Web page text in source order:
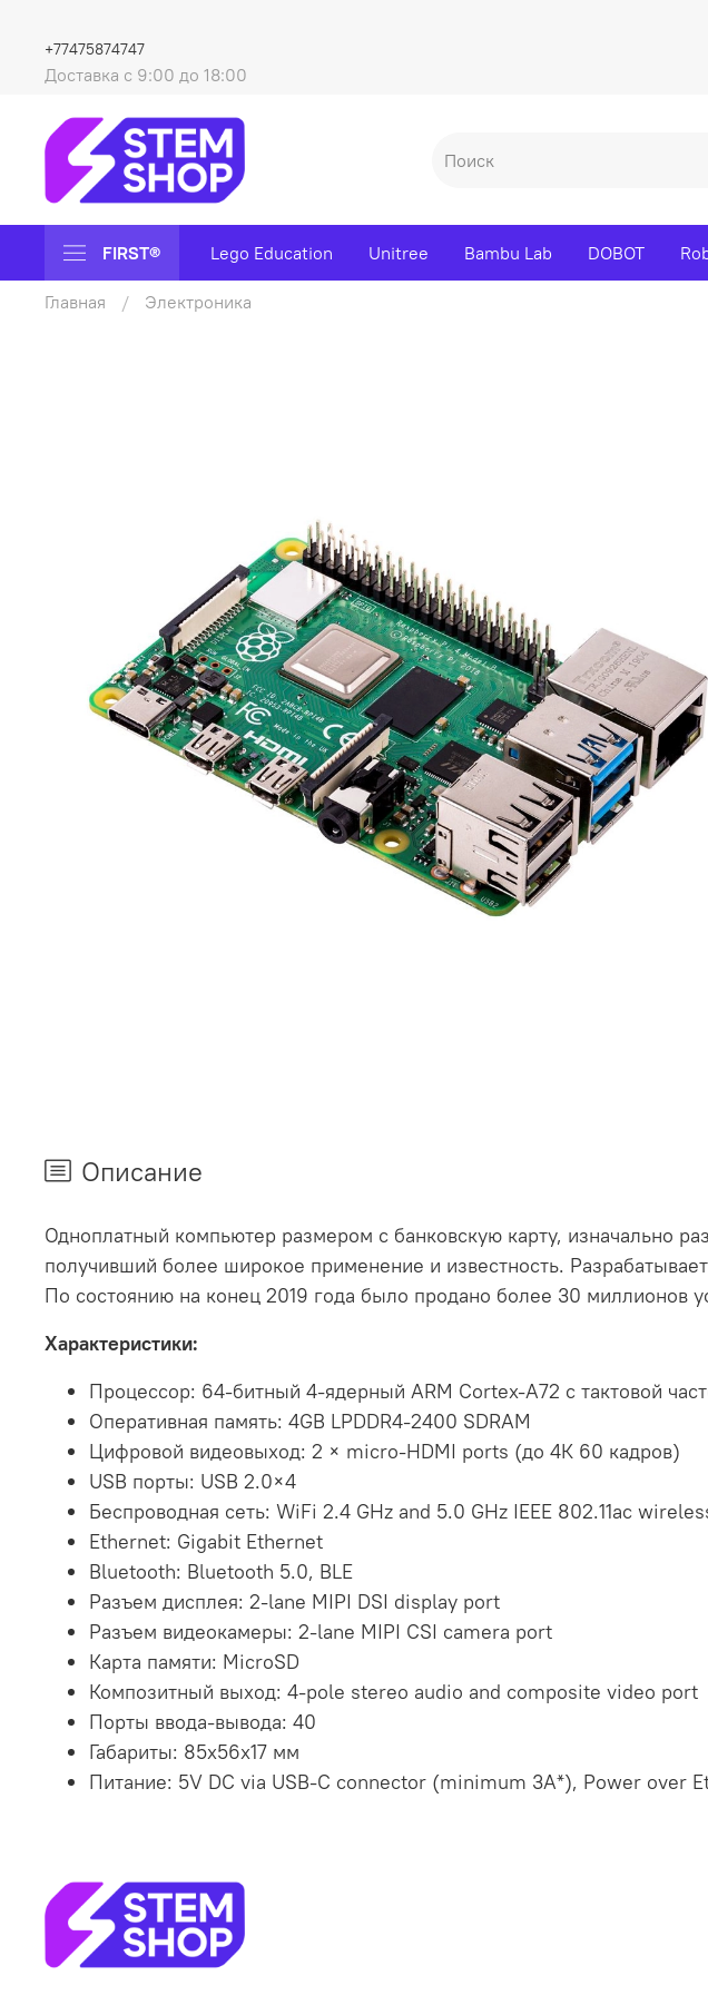
Доставка с 9:00 до 18:00
+77475874747
FIRST® Lego Education Unitree Bambu Lab DOBOT
Главная Электроника
Описание
Одноплатный компьютер размером с банковскую карту, изначально
получивший более широкое применение и известность.
По состоянию на конец 2019 года было продано более 30 миллионов
Характеристики:
Процессор: 64-битный 4-ядерный ARM Cortex-A72 с тактовой
Оперативная память: 4GB LPDDR4-2400 SDRAM
Цифровой видеовыход: 2 × micro-HDMI ports (до 4К 60 кадров)
USB порты: USB 2.0×4
Беспроводная сеть: WiFi 2.4 GHz and 5.0 GHz IEEE 802.11ac
Ethernet: Gigabit Ethernet
Bluetooth: Bluetooth 5.0, BLE
Разъем дисплея: 2-lane MIPI DSI display port
Разъем видеокамеры: 2-lane MIPI CSI camera port
Карта памяти: MicroSD
Композитный выход: 4-pole stereo audio and composite video port
Порты ввода-вывода: 40
Габариты: 85x56x17 мм
Питание: 5V DC via USB-C connector (minimum 3A*), Power over